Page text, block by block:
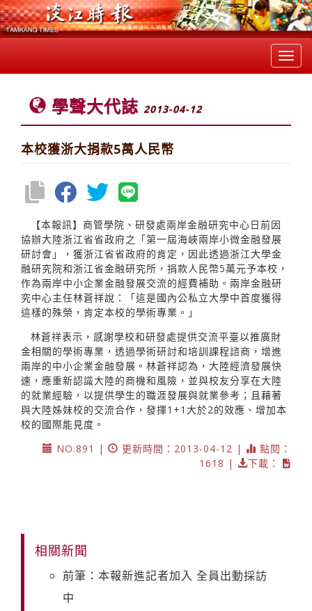
學聲大代誌 2013-04-12
本校獲浙大捐款5萬人民幣
【本報訊】商管學院、研發處兩岸金融研究中心日前因
協辦大陸浙江省省政府之「第一屆海峽兩岸小微金融發展
研討會」，獲浙江省省政府的肯定，因此透過浙江大學金
融研究院和浙江省金融研究所，捐款人民幣5萬元予本校，
作為兩岸中小企業金融發展交流的經費補助。兩岸金融研
究中心主任林蒼祥說：「這是國內公私立大學中首度獲得
這樣的殊榮，肯定本校的學術專業。」
林蒼祥表示，感謝學校和研發處提供交流平臺以推廣財
金相關的學術專業，透過學術研討和培訓課程諮商，增進
兩岸的中小企業金融發展。林蒼祥認為，大陸經濟發展快
速，應重新認識大陸的商機和風險，並與校友分享在大陸
的就業經驗，以提供學生的職涯發展與就業參考；且藉著
與大陸姊妹校的交流合作，發揮1+1大於2的效應、增加本
校的國際能見度。
NO.891 |
更新時間：2013-04-12 |
點閱：
1618 |
下載：
相關新聞
前筆：本報新進記者加入 全員出動採訪
中